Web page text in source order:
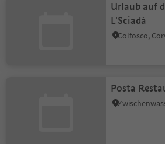
Urlaub auf
L'Sciadà
Posta